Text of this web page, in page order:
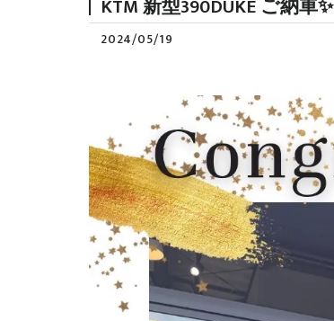
KTM 新型390DUKE ご納車✨
2024/05/19